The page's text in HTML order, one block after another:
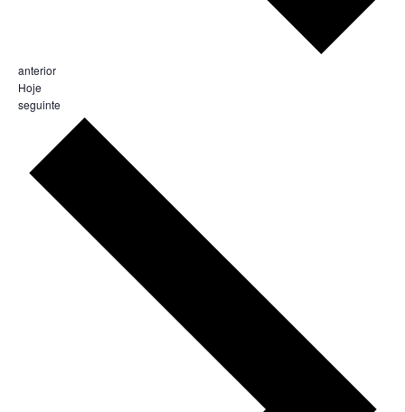
Eventos
anterior
Hoje
Eventos
seguinte